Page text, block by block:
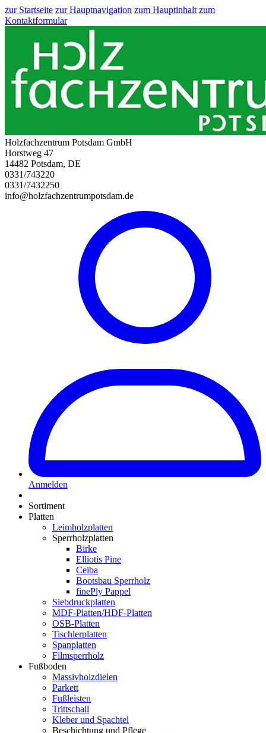
zur Startseite zur Hauptnavigation zum Hauptinhalt zum
Kontaktformular
Holzfachzentrum Potsdam GmbH
Horstweg 47
14482 Potsdam, DE
0331/743220
0331/7432250
info@holzfachzentrumpotsdam.de
Anmelden
Sortiment
Platten
Leimholzplatten
Sperrholzplatten
Birke
Elliotis Pine
Ceiba
Bootsbau Sperrholz
finePly Pappel
Siebdruckplatten
MDF-Platten/HDF-Platten
OSB-Platten
Tischlerplatten
Spanplatten
Filmsperrholz
Fußboden
Massivholzdielen
Parkett
Fußleisten
Trittschall
Kleber und Spachtel
Beschichtung und Pflege